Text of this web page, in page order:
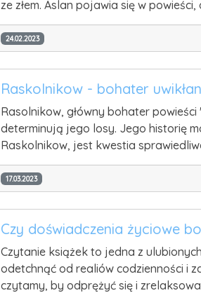
ze złem. Aslan pojawia się w
24.02.2023
Raskolnikow - bohater
Rasolnikow, główny bohater
determinują jego losy. Jego historię
Raskolnikow, jest kwestia
17.03.2023
Czy doświadczenia życiowe
Czytanie książek to jedna z
odetchnąć od realiów codzienności i
czytamy, by odprężyć się i